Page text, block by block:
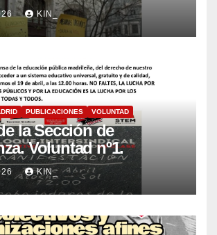
KIN_
PUBLICACIONES VOLUNTAD
la Sección de
Voluntad nº1.
KIN_